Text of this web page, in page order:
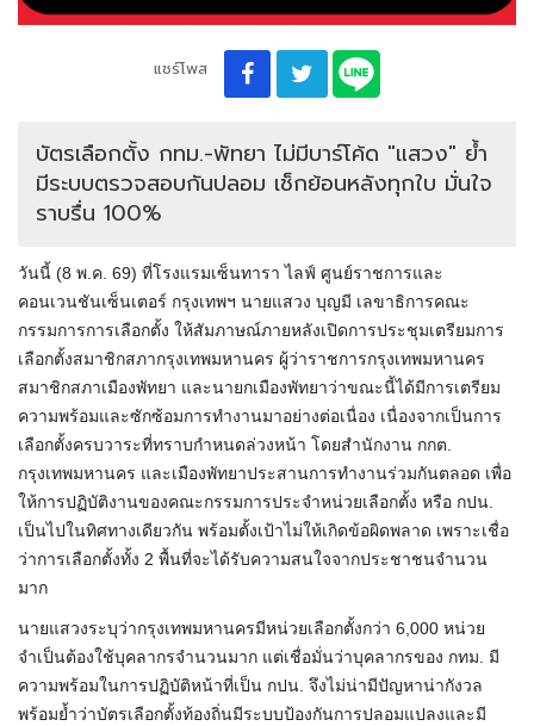
แชร์โพส
บัตรเลือกตั้ง กทม.-พัทยา ไม่มีบาร์โค้ด "แสวง" ย้ำ
มีระบบตรวจสอบกันปลอม เช็กย้อนหลังทุกใบ มั่นใจ
ราบรื่น 100%
วันนี้ (8 พ.ค. 69) ที่โรงแรมเซ็นทารา ไลฟ์ ศูนย์ราชการและ
คอนเวนชันเซ็นเตอร์ กรุงเทพฯ นายแสวง บุญมี เลขาธิการคณะ
กรรมการการเลือกตั้ง ให้สัมภาษณ์ภายหลังเปิดการประชุมเตรียมการ
เลือกตั้งสมาชิกสภากรุงเทพมหานคร ผู้ว่าราชการกรุงเทพมหานคร
สมาชิกสภาเมืองพัทยา และนายกเมืองพัทยาว่าขณะนี้ได้มีการเตรียม
ความพร้อมและซักซ้อมการทำงานมาอย่างต่อเนื่อง เนื่องจากเป็นการ
เลือกตั้งครบวาระที่ทราบกำหนดล่วงหน้า โดยสำนักงาน กกต.
กรุงเทพมหานคร และเมืองพัทยาประสานการทำงานร่วมกันตลอด เพื่อ
ให้การปฏิบัติงานของคณะกรรมการประจำหน่วยเลือกตั้ง หรือ กปน.
เป็นไปในทิศทางเดียวกัน พร้อมตั้งเป้าไม่ให้เกิดข้อผิดพลาด เพราะเชื่อ
ว่าการเลือกตั้งทั้ง 2 พื้นที่จะได้รับความสนใจจากประชาชนจำนวน
มาก
นายแสวงระบุว่ากรุงเทพมหานครมีหน่วยเลือกตั้งกว่า 6,000 หน่วย
จำเป็นต้องใช้บุคลากรจำนวนมาก แต่เชื่อมั่นว่าบุคลากรของ กทม. มี
ความพร้อมในการปฏิบัติหน้าที่เป็น กปน. จึงไม่น่ามีปัญหาน่ากังวล
พร้อมย้ำว่าบัตรเลือกตั้งท้องถิ่นมีระบบป้องกันการปลอมแปลงและมี